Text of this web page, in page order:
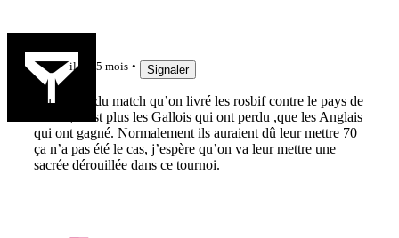
il y a 5 mois Signaler
Au regard du match qu’on livré les rosbif contre le pays de
Galles, c’est plus les Gallois qui ont perdu ,que les Anglais
qui ont gagné. Normalement ils auraient dû leur mettre 70
ça n’a pas été le cas, j’espère qu’on va leur mettre une
sacrée dérouillée dans ce tournoi.